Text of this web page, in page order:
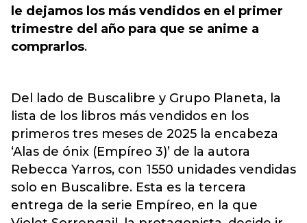
le dejamos los más vendidos en el primer
trimestre del año para que se anime a
comprarlos.
Del lado de Buscalibre y Grupo Planeta, la
lista de los libros más vendidos en los
primeros tres meses de 2025 la encabeza
‘Alas de ónix (Empíreo 3)’ de la autora
Rebecca Yarros, con 1550 unidades vendidas
solo en Buscalibre. Esta es la tercera
entrega de la serie Empíreo, en la que